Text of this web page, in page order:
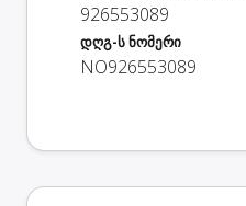
926553089
დღგ-ს ნომერი
NO926553089